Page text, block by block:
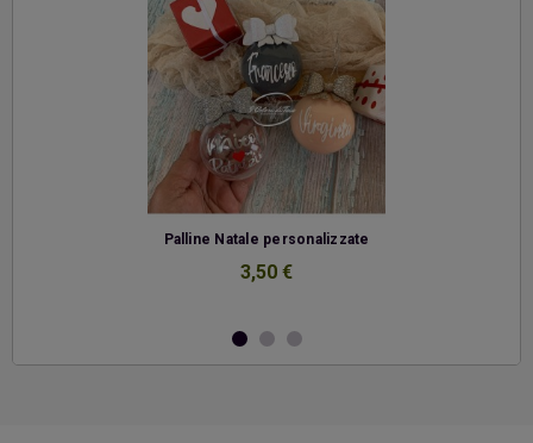
Palline Natale personalizzate
3,50 €